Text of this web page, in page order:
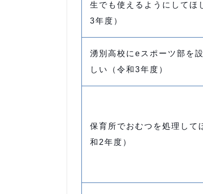
生でも使えるようにしてほ
3年度）
湧別高校にeスポーツ部を
しい（令和3年度）
保育所でおむつを処理して
和2年度）